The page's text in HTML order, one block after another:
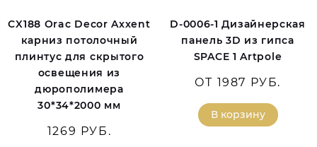
CX188 Orac Decor Axxent
карниз потолочный
плинтус для скрытого
освещения из
дюрополимера
30*34*2000 мм
1269 РУБ.
D-0006-1 Дизайнерская
панель 3D из гипса
SPACE 1 Artpole
ОТ 1987 РУБ.
В корзину